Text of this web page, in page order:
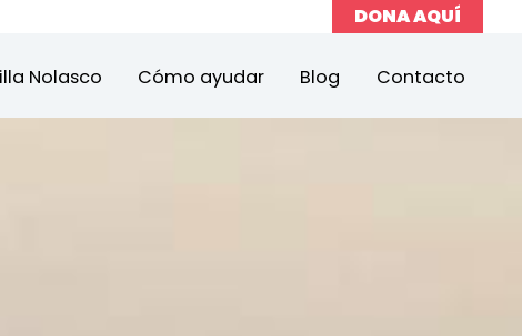
DONA AQUÍ
Nolasco Cómo ayudar Blog Contacto